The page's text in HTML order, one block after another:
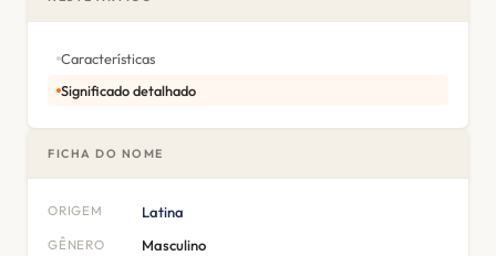
Características
Significado detalhado
FICHA DO NOME
ORIGEM Latina
GÊNERO Masculino